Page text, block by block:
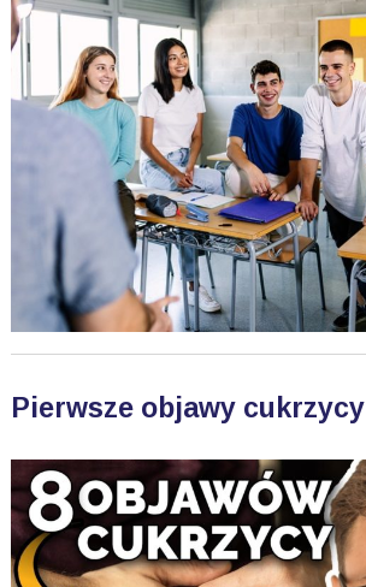
Pierwsze objawy cukrzycy